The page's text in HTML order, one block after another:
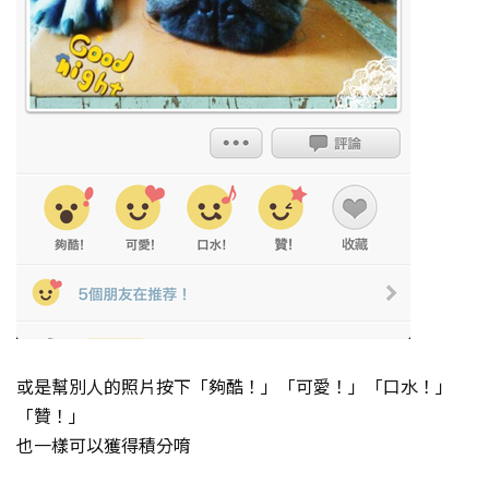
或是幫別人的照片按下「夠酷！」「可愛！」「口水！」
「贊！」
也一樣可以獲得積分唷